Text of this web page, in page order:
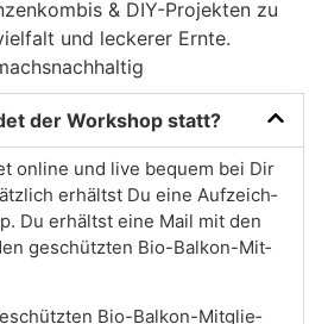
der Work­shop statt?
online und live bequem bei Dir
erhältst Du eine Auf­zeich­
Du erhältst eine Mail mit den
geschütz­ten Bio-Bal­kon-Mit­
Bio-Bal­kon-Mit­glie­